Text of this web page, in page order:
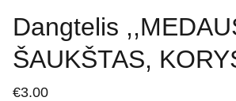
Dangtelis
ŠAUKŠTAS,
€3.00